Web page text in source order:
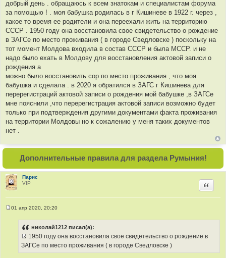
о
б
е
н
и
е
добрый день . обращаюсь к всем знатокам и специалистам форума
за помощью ! . моя бабушка родилась в г Кишиневе в 1922 г. через ,
какое то время ее родители и она переехали жить на территорию
СССР . 1950 году она восстановила свое свидетельство о рождение
в ЗАГСе по место проживания ( в городе Сведловске ) поскольку на
тот момент Молдова входила в состав СССР и была МССР. и не
надо было ехать в Молдову для восстановления актовой записи о
рождения а
можно было восстановить сор по место проживания , что моя
бабушка и сделала . в 2020 я обратился в ЗАГС г Кишинева для
перерегистраций актовой записи о рождения мой бабушке ,в ЗАГСе
мне пояснили ,что перерегистрация актовой записи возможно будет
только при подтверждения другими документами факта проживания
на территории Молдовы но к сожалению у меня таких документов
нет .
Дополнительные правила для раздела Румыния!
Парис
VIP
01 апр 2020, 20:20
николай1212 писал(а):
И
с
1950 году она восстановила свое свидетельство о рождение в
ЗАГСе по место проживания ( в городе Сведловске )